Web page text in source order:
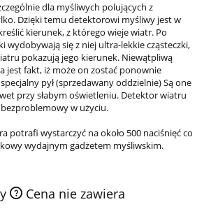
dla myśliwych polujących z
Dzięki temu detektorowi myśliwy jest w
kierunek, z którego wieje wiatr. Po
wydobywają się z niej ultra-lekkie cząsteczki,
pokazują jego kierunek. Niewątpliwą
jest fakt, iż może on zostać ponownie
pył (sprzedawany oddzielnie) Są one
przy słabym oświetleniu. Detektor wiatru
w użyciu.
potrafi wystarczyć na około 500 naciśnięć co
wydajnym gadżetem myśliwskim.
Cena nie zawiera